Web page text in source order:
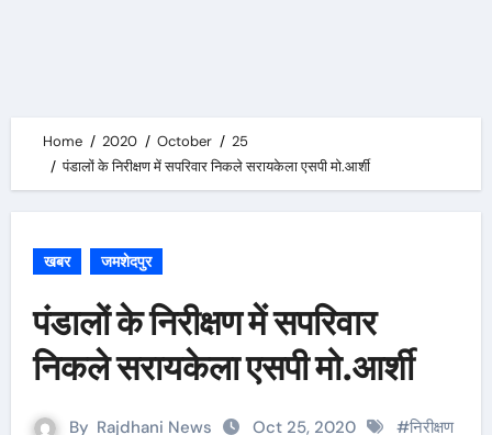
Home 2020 October
25
पंडालों के निरीक्षण में सपरिवार निकले सरायकेला एसपी मो.आर्शी
खबर जमशेदपुर
पंडालों के निरीक्षण में सपरिवार
निकले सरायकेला एसपी मो.आर्शी
By Rajdhani News Oct 25, 2020 #निरीक्षण